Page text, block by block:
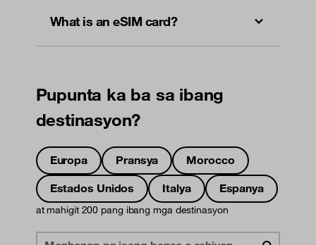
What is an eSIM card?
Pupunta ka ba sa ibang
destinasyon?
Europa Pransya
Morocco
Estados Unidos
Italya Espanya
at mahigit 200 pang ibang mga destinasyon